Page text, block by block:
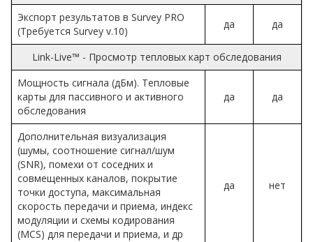
Экспорт результатов в Survey PRO
(Требуется Survey v.10)
да да
Link-Live™ - Просмотр тепловых карт обследования
Мощность сигнала (дБм). Тепловые
карты для пассивного и активного
обследования
да да
Дополнительная визуализация
(шумы, соотношение сигнал/шум
(SNR), помехи от соседних и
совмещенных каналов, покрытие
точки доступа, максимальная
скорость передачи и приема, индекс
модуляции и схемы кодирования
(MCS) для передачи и приема, и др
да нет